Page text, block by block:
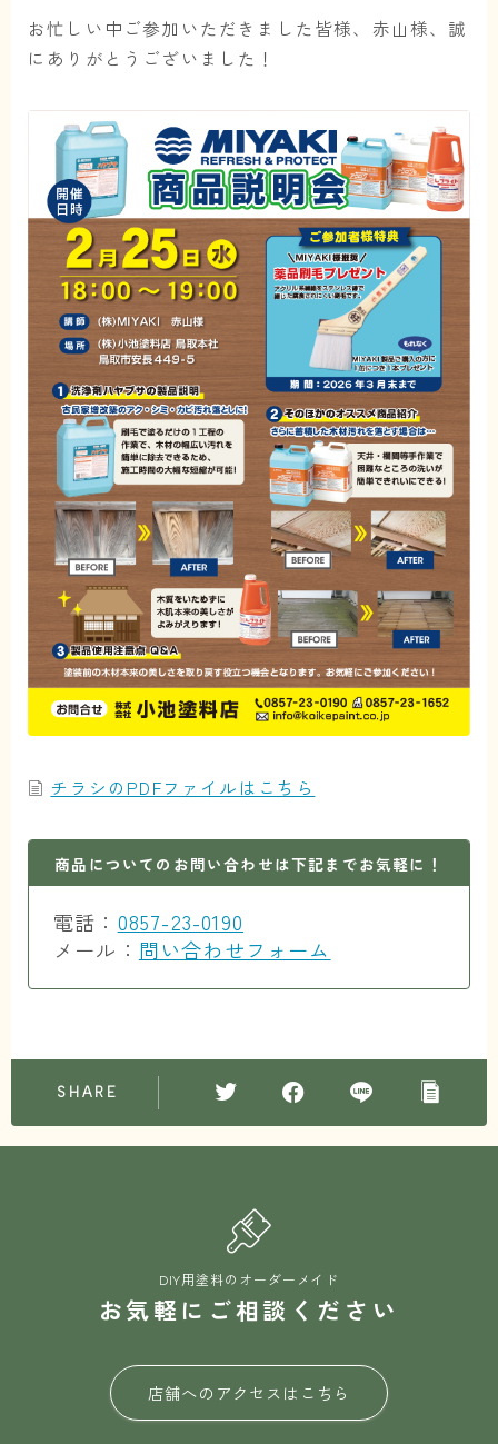
お忙しい中ご参加いただきました皆様、赤山様、誠
にありがとうございました！
チラシのPDFファイルはこちら
商品についてのお問い合わせは下記までお気軽に！
電話： 0857-23-0190
メール： 問い合わせフォーム
SHARE
DIY用塗料のオーダーメイド
お気軽にご相談ください
店舗へのアクセスはこちら